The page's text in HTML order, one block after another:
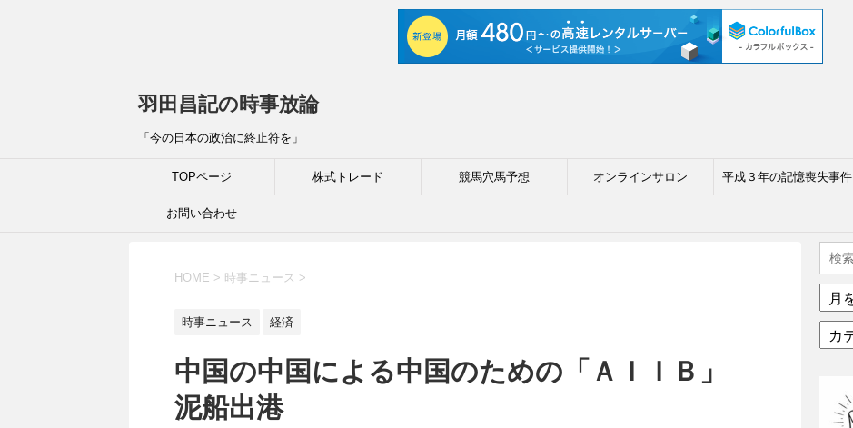
羽田昌記の時事放論
「今の日本の政治に終止符を」
TOPページ 株式トレード 競馬穴馬予想 オンラインサロン 平成３年の記憶喪失事件
お問い合わせ
HOME > 時事ニュース >
時事ニュース 経済
中国の中国による中国のための「ＡＩＩＢ」
泥船出港
ア
ー
イ
テ
ー